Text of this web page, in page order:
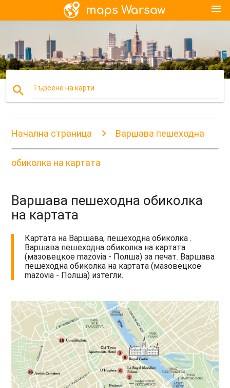
menu
search Търсене на карти
Начална страница Варшава пешеходна
обиколка на картата
Варшава пешеходна обиколка
на картата
Картата на Варшава, пешеходна обиколка .
Варшава пешеходна обиколка на картата
(мазовецкое mazovia - Полша) за печат. Варшава
пешеходна обиколка на картата (мазовецкое
mazovia - Полша) изтегли.